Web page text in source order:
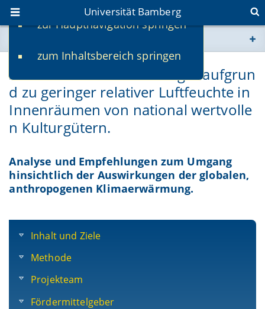
zur Hauptnavigation springen
zum Inhaltsbereich springen
Universität Bamberg
www.uni-bamberg.de
univis.uni-bamberg.de
fis.uni-bamberg.de
Schadensrisiko für Kulturgut aufgrun
d zu geringer relativer Luftfeuchte in
Innenräumen von national wertvolle
n Kulturgütern.
Analyse und Empfehlungen zum Umgang
hinsichtlich der Auswirkungen der globalen,
anthropogenen Klimaerwärmung.
Inhalt und Ziele
Methode
Projekteam
Fördermittelgeber